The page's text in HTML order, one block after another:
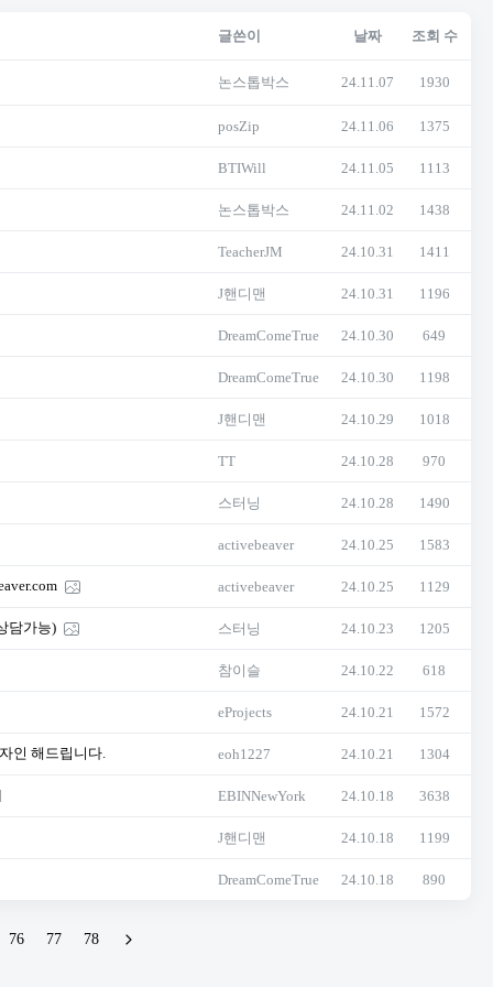
글쓴이 날짜 조회 수
논스톱박스 24.11.07 1930
posZip 24.11.06 1375
BTIWill 24.11.05 1113
논스톱박스 24.11.02 1438
TeacherJM 24.10.31 1411
J핸디맨 24.10.31 1196
DreamComeTrue 24.10.30 649
DreamComeTrue 24.10.30 1198
J핸디맨 24.10.29 1018
TT 24.10.28 970
스터닝 24.10.28 1490
activebeaver 24.10.25 1583
activebeaver 24.10.25 1129
담가능) 스터닝 24.10.23 1205
참이슬 24.10.22 618
eProjects 24.10.21 1572
인 해드립니다. eoh1227 24.10.21 1304
EBINNewYork 24.10.18 3638
J핸디맨 24.10.18 1199
DreamComeTrue 24.10.18 890
76 77 78